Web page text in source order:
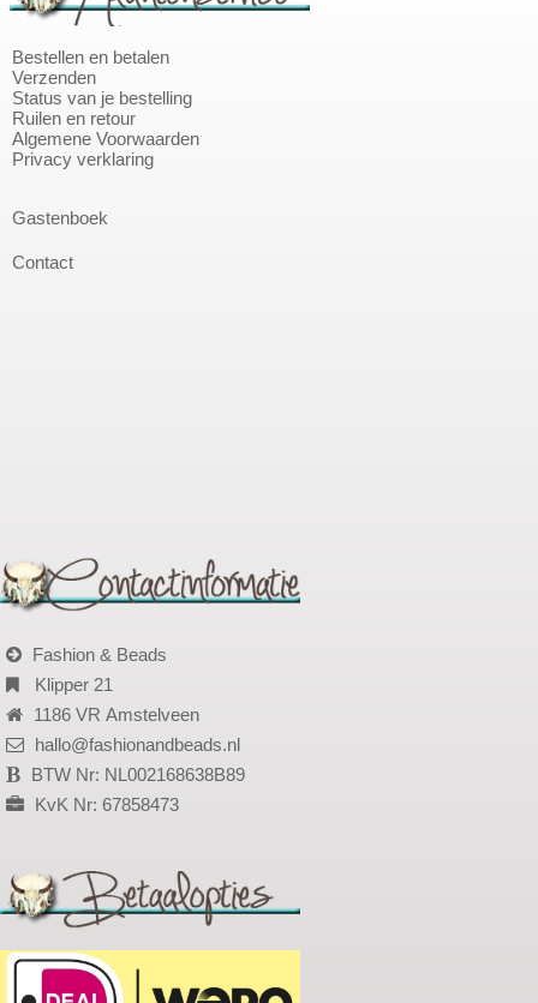
Bestellen en betalen
Verzenden
Status van je bestelling
Ruilen en retour
Algemene Voorwaarden
Privacy verklaring
Gastenboek
Contact
Fashion & Beads
Klipper 21
1186 VR Amstelveen
hallo@fashionandbeads.nl
BTW Nr: NL002168638B89
KvK Nr: 67858473